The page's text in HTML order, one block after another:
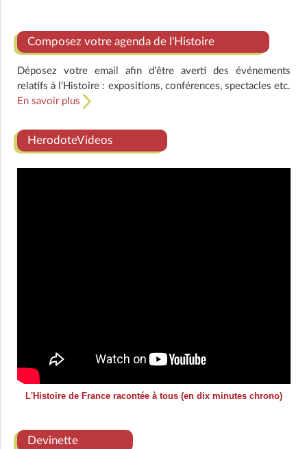
Composez votre agenda de l'Histoire
Déposez votre email afin d'être averti des événements
relatifs à l'Histoire : expositions, conférences, spectacles etc.
En savoir plus
HerodoteVideos
L'Histoire de France racontée à tous (en dix minutes chrono)
Devinette